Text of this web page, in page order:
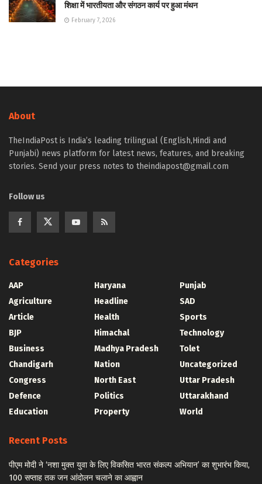
शिक्षा में भारतीयता और संगठन कार्य पर हुआ मंथन
February 7, 2026
About
TheIndiaPost is India’s leading trilingual (English,Hindi and
Punjabi) news platform for latest news, features, and breaking
stories. Send your press notes to theindiapost@gmail.com
Follow us
Categories
AAP
Agriculture
Article
BJP
Business
Chandigarh
Congress
Defence
Education
Haryana
Headline
Health
Himachal
Madhya Pradesh
Nation
North East
Politics
Property
Punjab
SAD
Sports
Technology
Tolet
Uncategorized
Uttar Pradesh
Uttarakhand
World
Recent Posts
पीएम मोदी ने ‘नशा मुक्त युवा के लिए विकसित भारत संकल्प अभियान’ का शुभारंभ किया,
100 सप्ताह तक जन आंदोलन चलाने का आह्वान